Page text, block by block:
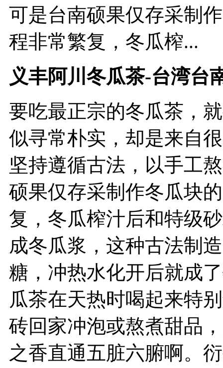
可是台南硕果仅存采制
程非常繁复，冬瓜榨...
义丰阿川冬瓜茶-台湾台
要吃最正宗的冬瓜茶，
似寻常朴实，却是来自
坚持遵循古法，以手工
硕果仅存采制作冬瓜块
复，冬瓜榨汁后和特级
成冬瓜浆，这种古法制
糖，冲热水化开后就成
瓜茶在天热时喝起来特
砖回家冲泡或熬煮甜品
之香直通五脏六腑啊。